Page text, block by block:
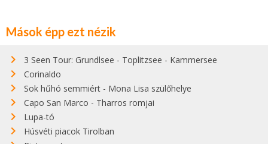
Mások épp ezt nézik
3 Seen Tour: Grundlsee - Toplitzsee - Kammersee
Corinaldo
Sok hűhó semmiért - Mona Lisa szülőhelye
Capo San Marco - Tharros romjai
Lupa-tó
Húsvéti piacok Tirolban